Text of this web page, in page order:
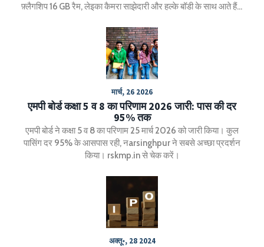
फ़्लैगशिप 16 GB रैम, लेइका कैमरा साझेदारी और हल्के बॉडी के साथ आते हैं।
को मात देने का दावा करती है। ये मॉडल एन्ड्राइड बाजार में एप्पल के फ़्लैगशिप
को चुनौती देने के लिए तैयार हैं।
मार्च, 26 2026
एमपी बोर्ड कक्षा 5 व 8 का परिणाम 2026 जारी: पास की दर
95% तक
एमपी बोर्ड ने कक्षा 5 व 8 का परिणाम 25 मार्च 2026 को जारी किया। कुल
पासिंग दर 95% के आसपास रही, नarsinghpur ने सबसे अच्छा प्रदर्शन
किया। rskmp.in से चेक करें।
अक्तू॰, 28 2024